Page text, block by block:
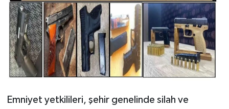
Emniyet yetkilileri, şehir genelinde silah ve